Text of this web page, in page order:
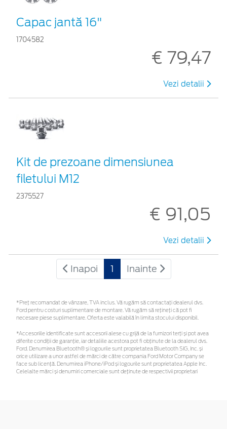
Capac jantă 16"
1704582
€ 79,47
Vezi detalii
Kit de prezoane dimensiunea
filetului M12
2375527
€ 91,05
Vezi detalii
Inapoi 1 Inainte
*Preţ recomandat de vânzare, TVA inclus. Vă rugăm să contactaţi dealerul dvs.
Ford pentru costuri suplimentare de montare. Vă rugăm să rețineți că pot fi
necesare piese suplimentare. Oferta este valabilă în limita stocului disponibil.
*Accesoriile identificate sunt accesorii alese cu grijă de la furnizori terți și pot avea
diferite condiții de garanție, iar detaliile acestora pot fi obținute de la dealerul dvs.
Ford. Denumirea Bluetooth® și logourile sunt proprietatea Bluetooth SIG, Inc. și
orice utilizare a unor astfel de mărci de către compania Ford Motor Company se
face sub licență. Denumirea iPhone/iPod și logourile sunt proprietatea Apple Inc.
Celelalte mărci și denumiri comerciale sunt deținute de respectivii proprietari